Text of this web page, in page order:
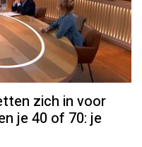
zich in voor
je 40 of 70: je